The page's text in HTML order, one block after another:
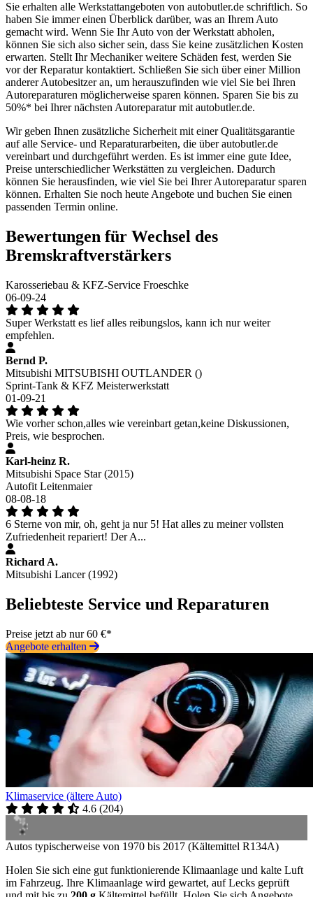
Sie erhalten alle Werkstattangeboten von autobutler.de schriftlich. So
haben Sie immer einen Überblick darüber, was an Ihrem Auto
gemacht wird. Wenn Sie Ihr Auto von der Werkstatt abholen,
können Sie sich also sicher sein, dass Sie keine zusätzlichen Kosten
erwarten. Stellt Ihr Mechaniker weitere Schäden fest, werden Sie
vor der Reparatur kontaktiert. Schließen Sie sich über einer Million
anderer Autobesitzer an, um herauszufinden wie viel Sie bei Ihren
Autoreparaturen möglicherweise sparen können. Sparen Sie bis zu
50%* bei Ihrer nächsten Autoreparatur mit autobutler.de.
Wir geben Ihnen zusätzliche Sicherheit mit einer Qualitätsgarantie
auf alle Service- und Reparaturarbeiten, die über autobutler.de
vereinbart und durchgeführt werden. Es ist immer eine gute Idee,
Preise unterschiedlicher Werkstätten zu vergleichen. Dadurch
können Sie herausfinden, wie viel Sie bei Ihrer Autoreparatur sparen
können. Erhalten Sie noch heute Angebote und buchen Sie einen
passenden Termin online.
Bewertungen für Wechsel des
Bremskraftverstärkers
Karosseriebau & KFZ-Service Froeschke
06-09-24
Super Werkstatt es lief alles reibungslos, kann ich nur weiter
empfehlen.
Bernd P.
Mitsubishi MITSUBISHI OUTLANDER ()
Sprint-Tank & KFZ Meisterwerkstatt
01-09-21
Wie vorher schon,alles wie vereinbart getan,keine Diskussionen,
Preis, wie besprochen.
Karl-heinz R.
Mitsubishi Space Star (2015)
Autofit Leitenmaier
08-08-18
6 Sterne von mir, oh, geht ja nur 5! Hat alles zu meiner vollsten
Zufriedenheit repariert! Der A...
Richard A.
Mitsubishi Lancer (1992)
Beliebteste Service und Reparaturen
Preise jetzt ab nur 60 €*
Angebote erhalten
Klimaservice (ältere Auto)
4.6 (204)
Autos typischerweise von 1970 bis 2017 (Kältemittel R134A)
Holen Sie sich eine gut funktionierende Klimaanlage und kalte Luft
im Fahrzeug. Ihre Klimaanlage wird gewartet, auf Lecks geprüft